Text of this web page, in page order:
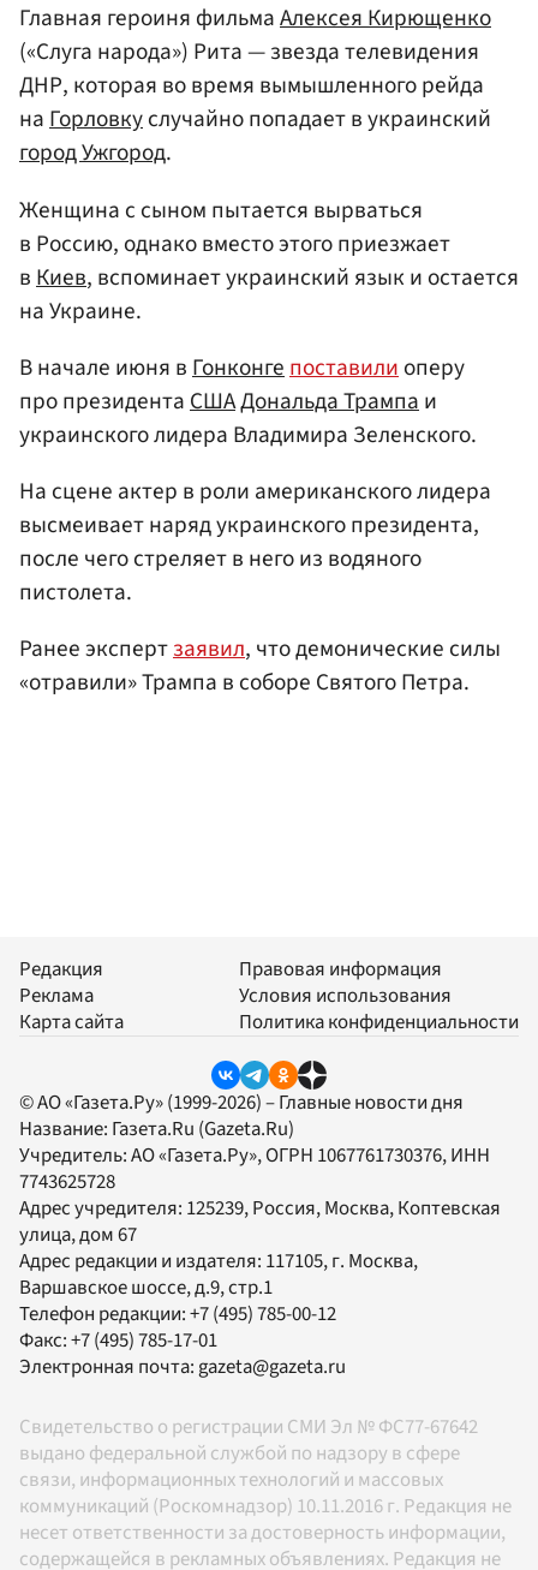
Главная героиня фильмаАлексея Кирющенко
(«Слуга народа») Рита — звезда телевидения
ДНР, которая во время вымышленного рейда
наГорловкуслучайно попадает в украинский
город Ужгород.
Женщина с сыном пытается вырваться
в Россию, однако вместо этого приезжает
в Киев, вспоминает украинский язык и остается
на Украине.
В начале июня вГонконгепоставилиоперу
про президентаСШАДональда Трампаи
украинского лидера Владимира Зеленского.
На сцене актер в роли американского лидера
высмеивает наряд украинского президента,
после чего стреляет в него из водяного
пистолета.
Ранее экспертзаявил, что демонические силы
«отравили» Трампа в соборе Святого Петра.
Редакция
Реклама
Карта сайта
Правовая информация
Условия использования
Политика конфиденциальности
© АО «Газета.Ру» (1999-2026) – Главные новости дня
Название: Газета.Ru (Gazeta.Ru)
Учредитель:АО «Газета.Ру», ОГРН 1067761730376, ИНН
7743625728
Адрес учредителя: 125239, Россия, Москва, Коптевская
улица, дом 67
Адрес редакции и издателя: 117105, г. Москва,
Варшавское шоссе, д.9, стр.1
Телефон редакции:+7 (495) 785-00-12
Факс:+7 (495) 785-17-01
Электронная почта: gazeta@gazeta.ru
Свидетельство о регистрации СМИ Эл № ФС77-67642
выдано федеральной службой по надзору в сфере
связи, информационных технологий и массовых
коммуникаций (Роскомнадзор) 10.11.2016 г. Редакция не
несет ответственности за достоверность информации,
содержащейся в рекламных объявлениях. Редакция не